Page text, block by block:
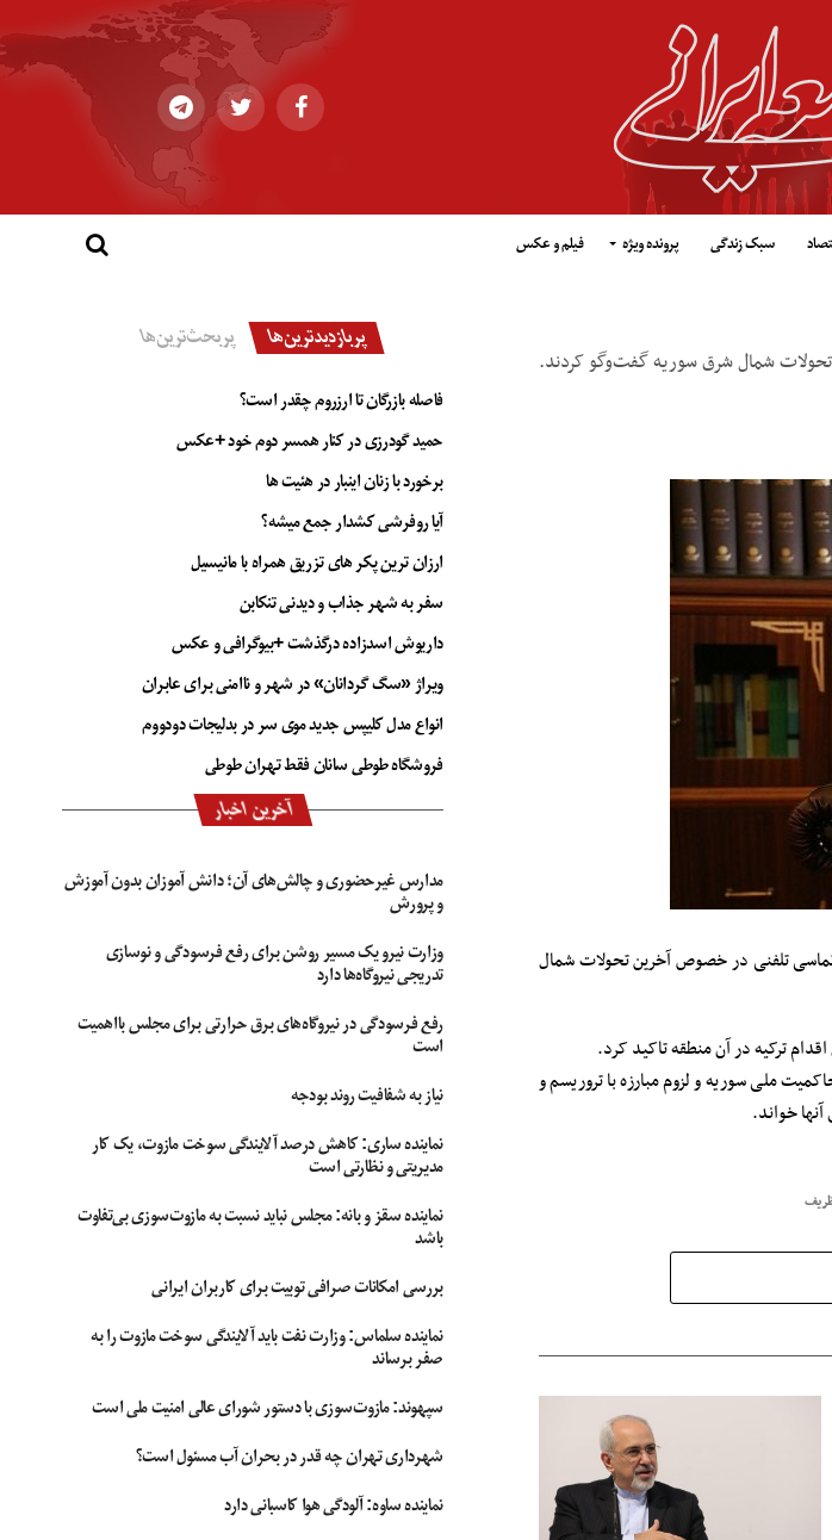
سبک زندگی پرونده ویژه فیلم و عکس
شمال شرق سوریه گفت‌وگو کردند.
تماسی تلفنی در خصوص آخرین تحولات شمال
ترکیه در آن منطقه تاکید کرد.
ملی سوریه و لزوم ‌مبارزه با تروریسم و
آنها خواند.
پربازدیدترین‌ها پربحث‌ترین‌ها
فاصله بازرگان تا ارزروم چقدر است؟
حمید گودرزی در کنار همسر دوم خود +عکس
برخورد با زنان اینبار در هئیت ها
آیا روفرشی کشدار جمع میشه؟
ارزان ترین پکر های تزریق همراه با مانیسیل
سفر به شهر جذاب و دیدنی تنکابن
داریوش اسدزاده درگذشت +بیوگرافی و عکس
ویراژ «سگ گردانان» در شهر و ناامنی برای عابران
انواع مدل کلیپس جدید موی سر در بدلیجات دودووم
فروشگاه طوطی سانان فقط تهران طوطی
آخرین اخبار
مدارس غیرحضوری و چالش‌های آن؛ دانش آموزان بدون آموزش
و پرورش
وزارت نیرو یک مسیر روشن برای رفع فرسودگی و نوسازی
تدریجی نیروگاه‌ها دارد
رفع فرسودگی در نیروگاه‌های برق حرارتی برای مجلس بااهمیت
است
نیاز به شفافیت روند بودجه
نماینده ساری: کاهش درصد آلایندگی سوخت مازوت، یک کار
مدیریتی و نظارتی است
نماینده سقز و بانه: مجلس نباید نسبت به مازوت‌سوزی بی‌تفاوت
باشد
بررسی امکانات صرافی توبیت برای کاربران ایرانی
نماینده سلماس: وزارت نفت باید آلایندگی سوخت مازوت را به
صفر برساند
سپهوند:‌ مازوت‌سوزی با دستور شورای عالی امنیت ملی است
شهرداری تهران چه قدر در بحران آب مسئول است؟
نماینده ساوه: آلودگی هوا کاسبانی دارد